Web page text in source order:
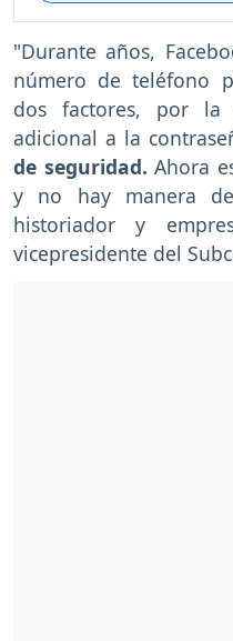
"Durante años,
número de teléfono
dos factores, por
adicional a la
de seguridad.Ahora
y no hay manera
historiador y
vicepresidente del